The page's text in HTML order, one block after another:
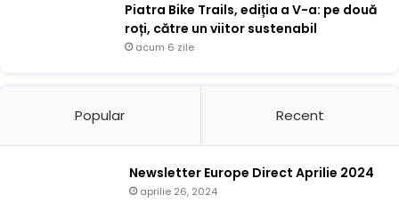
Piatra Bike Trails, ediția a V-a: pe două
roți, către un viitor sustenabil
acum 6 zile
Popular Recent
Newsletter Europe Direct Aprilie 2024
aprilie 26, 2024